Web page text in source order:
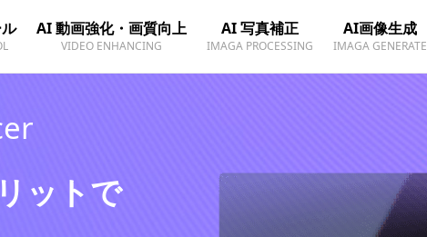
AI 動画強化・画質向上
VIDEO ENHANCING
AI 写真補正
IMAGA PROCESSING
AI画像生成
IMAGA GENERATE
ットで